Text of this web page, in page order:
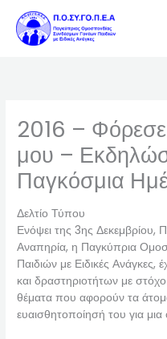
content
2016 –
μου –
Παγκόσμια
Δελτίο Τύπου
Ενόψει της 3ης
Αναπηρία, η Παγκύπρια
Παιδιών με Ειδικές Ανάγκες,
και δραστηριοτήτων με
θέματα που αφορούν τα
ευαισθητοποίησή του για